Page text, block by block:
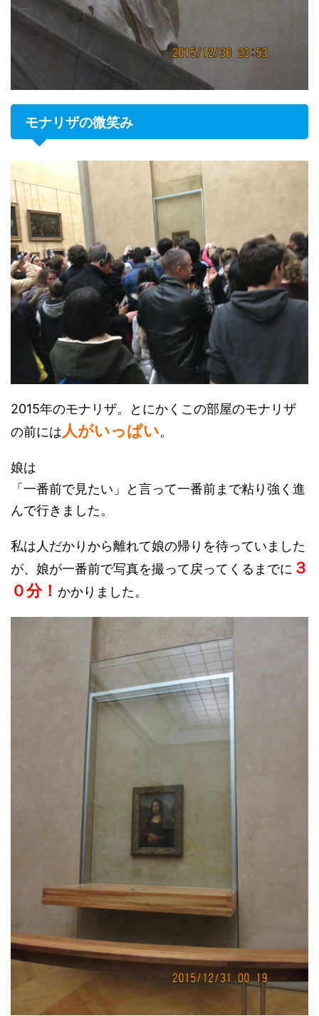
モナリザの微笑み
2015年のモナリザ。とにかくこの部屋のモナリザ
の前には人がいっぱい。
娘は
「一番前で見たい」と言って一番前まで粘り強く進
んで行きました。
私は人だかりから離れて娘の帰りを待っていました
が、娘が一番前で写真を撮って戻ってくるまでに ３
０分！ かかりました。